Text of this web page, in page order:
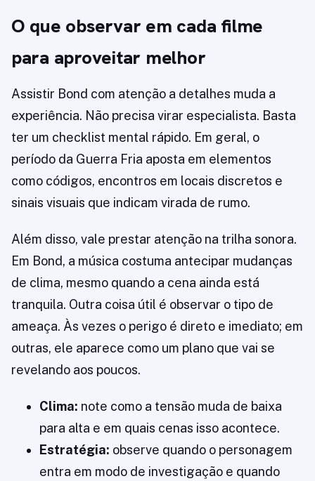
O que observar em cada filme
para aproveitar melhor
Assistir Bond com atenção a detalhes muda a
experiência. Não precisa virar especialista. Basta
ter um checklist mental rápido. Em geral, o
período da Guerra Fria aposta em elementos
como códigos, encontros em locais discretos e
sinais visuais que indicam virada de rumo.
Além disso, vale prestar atenção na trilha sonora.
Em Bond, a música costuma antecipar mudanças
de clima, mesmo quando a cena ainda está
tranquila. Outra coisa útil é observar o tipo de
ameaça. Às vezes o perigo é direto e imediato; em
outras, ele aparece como um plano que vai se
revelando aos poucos.
Clima: note como a tensão muda de baixa
para alta e em quais cenas isso acontece.
Estratégia: observe quando o personagem
entra em modo de investigação e quando